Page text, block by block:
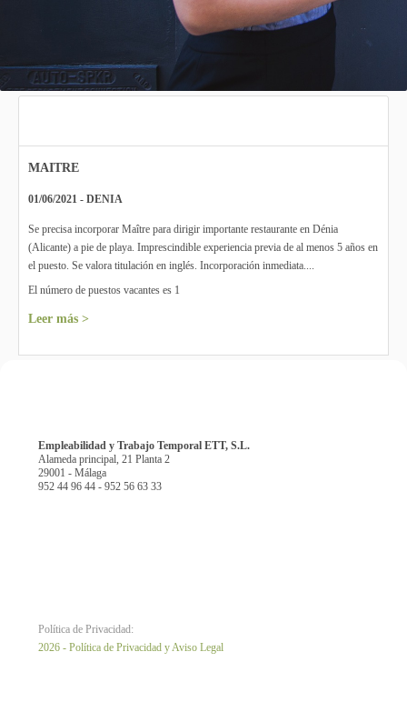
MAITRE
01/06/2021 - DENIA
Se precisa incorporar Maître para dirigir importante restaurante en Dénia
(Alicante) a pie de playa. Imprescindible experiencia previa de al menos 5 años en
el puesto. Se valora titulación en inglés. Incorporación inmediata....
El número de puestos vacantes es 1
Leer más >
Empleabilidad y Trabajo Temporal ETT, S.L.
Alameda principal, 21 Planta 2
29001 - Málaga
952 44 96 44 - 952 56 63 33
Política de Privacidad:
2026 - Política de Privacidad y Aviso Legal